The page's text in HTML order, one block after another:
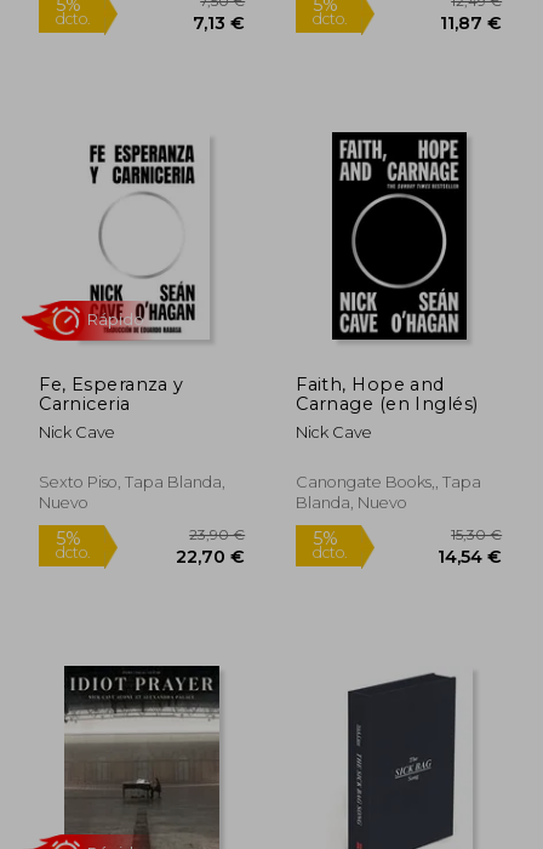
5%
dcto.
5%
dcto.
Fe, Esperanza y
Carniceria
Nick Cave
Sexto Piso, Tapa Blanda,
Nuevo
22,70 €
Faith, Hope and
Carnage (en Inglés)
Nick Cave
Canongate Books,, Tapa
Blanda, Nuevo
5%
dcto.